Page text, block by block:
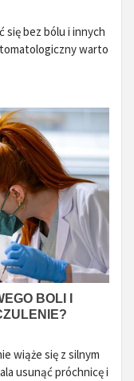
się bez bólu i innych
warto
BOLI I
wiąże się z silnym
usunąć próchnicę i